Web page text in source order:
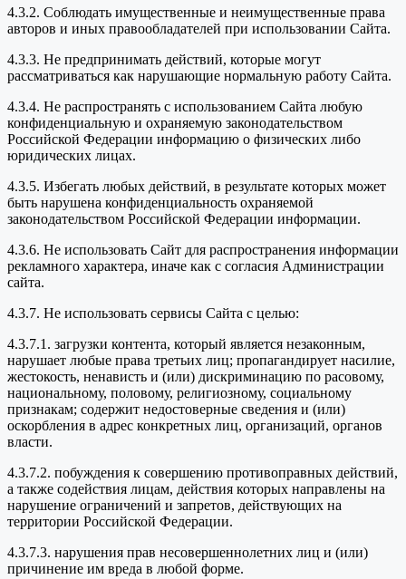
4.3.2. Соблюдать имущественные и неимущественные права
авторов и иных правообладателей при использовании Сайта.
4.3.3. Не предпринимать действий, которые могут
рассматриваться как нарушающие нормальную работу Сайта.
4.3.4. Не распространять с использованием Сайта любую
конфиденциальную и охраняемую законодательством
Российской Федерации информацию о физических либо
юридических лицах.
4.3.5. Избегать любых действий, в результате которых может
быть нарушена конфиденциальность охраняемой
законодательством Российской Федерации информации.
4.3.6. Не использовать Сайт для распространения информации
рекламного характера, иначе как с согласия Администрации
сайта.
4.3.7. Не использовать сервисы Сайта с целью:
4.3.7.1. загрузки контента, который является незаконным,
нарушает любые права третьих лиц; пропагандирует насилие,
жестокость, ненависть и (или) дискриминацию по расовому,
национальному, половому, религиозному, социальному
признакам; содержит недостоверные сведения и (или)
оскорбления в адрес конкретных лиц, организаций, органов
власти.
4.3.7.2. побуждения к совершению противоправных действий,
а также содействия лицам, действия которых направлены на
нарушение ограничений и запретов, действующих на
территории Российской Федерации.
4.3.7.3. нарушения прав несовершеннолетних лиц и (или)
причинение им вреда в любой форме.